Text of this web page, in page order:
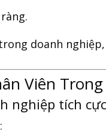
doanh
Viên
nghiệp tích cực